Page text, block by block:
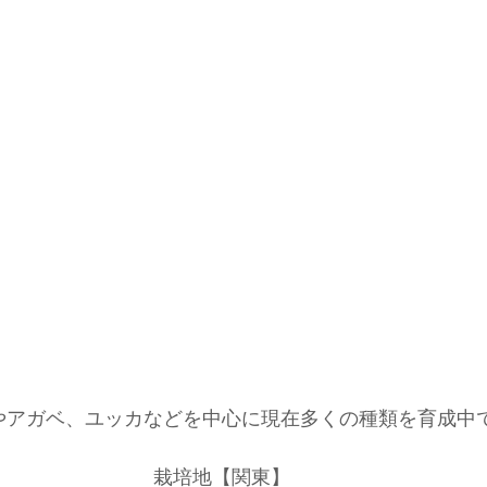
アガベ、ユッカなどを中心に現在多くの種類を育成中
栽培地【関東】